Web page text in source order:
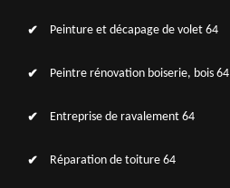
Peinture et décapage de volet 64
Peintre rénovation boiserie, bois 64
Entreprise de ravalement 64
Réparation de toiture 64